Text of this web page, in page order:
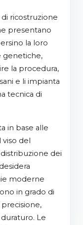
presentano
la loro
genetiche,
la procedura,
e li impianta
tecnica di
viso del
dei
moderne
in grado di
Le